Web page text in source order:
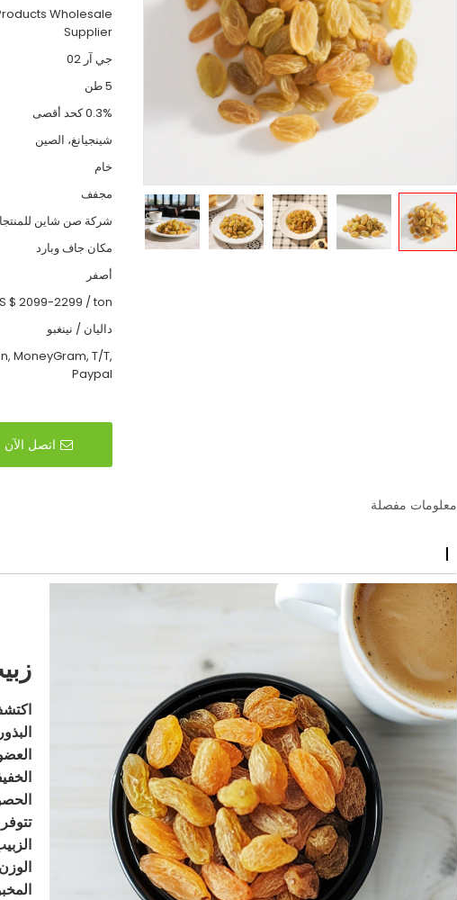
Wholesale
Supplier
جي آر 02
5 طن
0.3% كحد أقصى
شينجيانغ، الصين
خام
مجفف
شركة صن شاين
مكان جاف وبارد
أصفر
$ 2099-2299 /ton
داليان / نينغبو
MoneyGram, T/T,
Paypal
اتصل الآن
معلومات مفصلة